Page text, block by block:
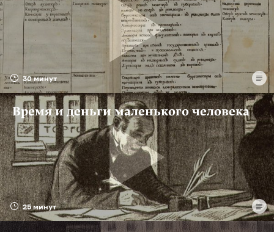
30 минут
25 минут
Время и деньги маленького человека